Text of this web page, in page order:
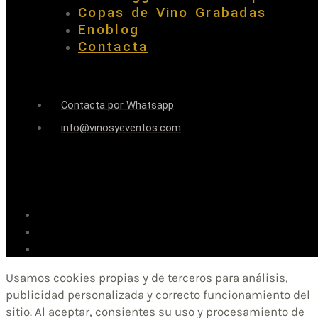
Copas de Vino Grabadas
Enoblog
Contacta
Contacta por Whatsapp
info@vinosyeventos.com
Usamos cookies propias y de terceros para análisis,
publicidad personalizada y correcto funcionamiento del
sitio. Al aceptar, consientes su uso y procesamiento de